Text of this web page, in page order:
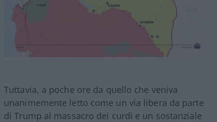
Tuttavia, a poche ore da quello che veniva
unanimemente letto come un via libera da parte
di Trump al massacro dei curdi e un sostanziale